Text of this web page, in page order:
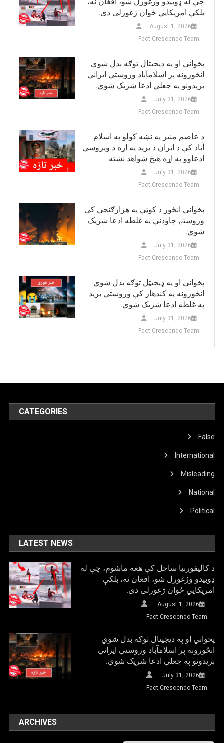
بلکې امریکایي ځوان ژغورلی دی.
August 1, 2026
Fact Crescendo Team
پخواني او په دیجیتال توګه بدل شوي
انځورونه پر اسلامآباد وروستي ایراني
بريدونو په جعلي ادعا شریک شوي.
July 31, 2026
Fact Crescendo Team
د عاصم منیر په نښه کولو په اسلام
آباد کې د ایران د برید په اړه د ویروسي
ادعاوو په اړه هیڅ شواهد نشته
July 31, 2026
Fact Crescendo Team
پخواني انځور د کوټې په هزارګنجي کې
وروستۍ چاودنې په غلطه ادعا شریک
شوي.
July 31, 2026
Fact Crescendo Team
پخواني او په ډيجيټل توګه بدل شوي
انځورونه په کندهار کې وروستي برید
په غلطه ادعا شریک شوي.
July 31, 2026
Fact Crescendo Team
CATEGORIES
False
International
Misleading
National
Political
LATEST NEWS
د کالیفورنیا ساحل کې هغه ماشوم، چې له
ډوبیدو وژغورل شو، افغان نه، بلکې
امریکایي ځوان ژغورلی دی.
August 1, 2026
Fact Crescendo Team
پخواني او په دیجیتال توګه بدل شوي
انځورونه پر اسلامآباد وروستي ایراني
بريدونو په جعلي ادعا شریک شوي.
July 31, 2026
Fact Crescendo Team
ARCHIVES